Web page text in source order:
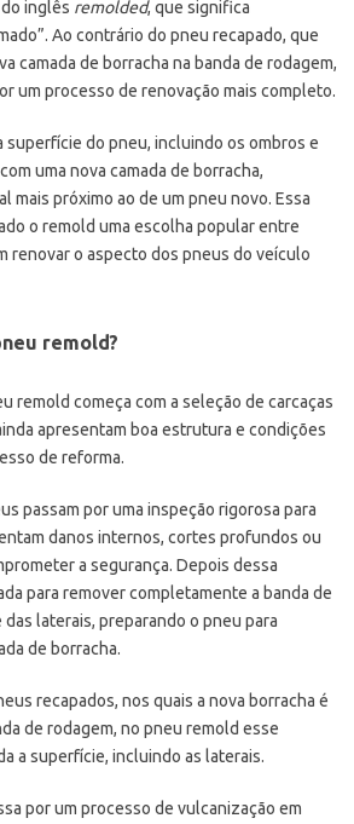
inglês remolded, que significa
Ao contrário do pneu recapado, que
camada de borracha na banda de rodagem,
um processo de renovação mais completo.
superfície do pneu, incluindo os ombros e
uma nova camada de borracha,
mais próximo ao de um pneu novo. Essa
o remold uma escolha popular entre
renovar o aspecto dos pneus do veículo
remold?
remold começa com a seleção de carcaças
apresentam boa estrutura e condições
de reforma.
passam por uma inspeção rigorosa para
danos internos, cortes profundos ou
a segurança. Depois dessa
para remover completamente a banda de
laterais, preparando o pneu para
de borracha.
recapados, nos quais a nova borracha é
de rodagem, no pneu remold esse
a superfície, incluindo as laterais.
por um processo de vulcanização em